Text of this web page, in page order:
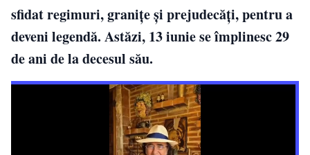
sfidat regimuri, granițe și prejudecăți, pentru a
deveni legendă. Astăzi, 13 iunie se împlinesc 29
de ani de la decesul său.